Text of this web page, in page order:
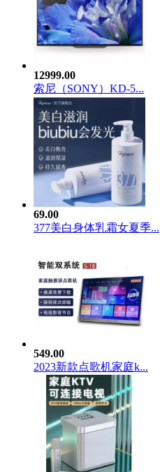
12999.00
索尼（SONY）KD-5...
69.00
377美白身体乳霜女夏季...
549.00
2023新款点歌机家庭k...